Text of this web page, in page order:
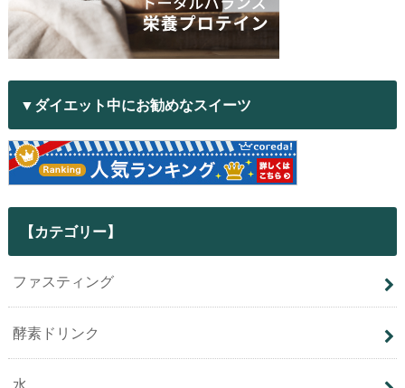
▼ダイエット中にお勧めなスイーツ
【カテゴリー】
ファスティング
酵素ドリンク
水